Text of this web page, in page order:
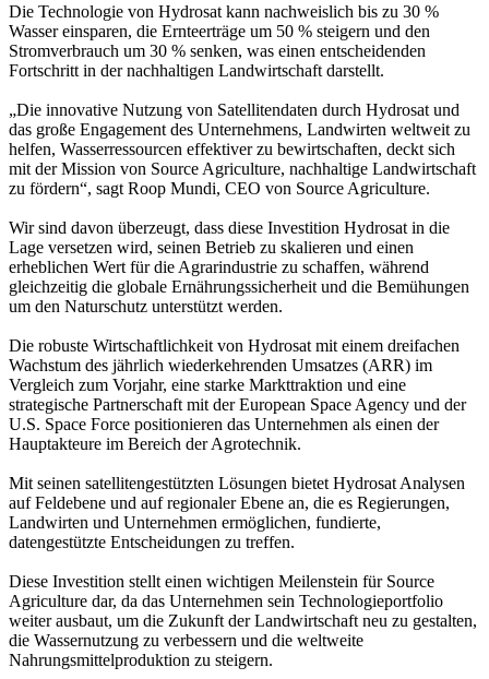
Die Technologie von Hydrosat kann nachweislich bis zu 30 %
Wasser einsparen, die Ernteerträge um 50 % steigern und den
Stromverbrauch um 30 % senken, was einen entscheidenden
Fortschritt in der nachhaltigen Landwirtschaft darstellt.
„Die innovative Nutzung von Satellitendaten durch Hydrosat und
das große Engagement des Unternehmens, Landwirten weltweit zu
helfen, Wasserressourcen effektiver zu bewirtschaften, deckt sich
mit der Mission von Source Agriculture, nachhaltige Landwirtschaft
zu fördern“, sagt Roop Mundi, CEO von Source Agriculture.
Wir sind davon überzeugt, dass diese Investition Hydrosat in die
Lage versetzen wird, seinen Betrieb zu skalieren und einen
erheblichen Wert für die Agrarindustrie zu schaffen, während
gleichzeitig die globale Ernährungssicherheit und die Bemühungen
um den Naturschutz unterstützt werden.
Die robuste Wirtschaftlichkeit von Hydrosat mit einem dreifachen
Wachstum des jährlich wiederkehrenden Umsatzes (ARR) im
Vergleich zum Vorjahr, eine starke Markttraktion und eine
strategische Partnerschaft mit der European Space Agency und der
U.S. Space Force positionieren das Unternehmen als einen der
Hauptakteure im Bereich der Agrotechnik.
Mit seinen satellitengestützten Lösungen bietet Hydrosat Analysen
auf Feldebene und auf regionaler Ebene an, die es Regierungen,
Landwirten und Unternehmen ermöglichen, fundierte,
datengestützte Entscheidungen zu treffen.
Diese Investition stellt einen wichtigen Meilenstein für Source
Agriculture dar, da das Unternehmen sein Technologieportfolio
weiter ausbaut, um die Zukunft der Landwirtschaft neu zu gestalten,
die Wassernutzung zu verbessern und die weltweite
Nahrungsmittelproduktion zu steigern.